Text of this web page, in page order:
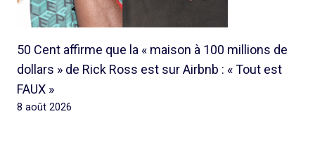
50 Cent affirme que la « maison à 100 millions de
dollars » de Rick Ross est sur Airbnb : « Tout est
FAUX »
8 août 2026